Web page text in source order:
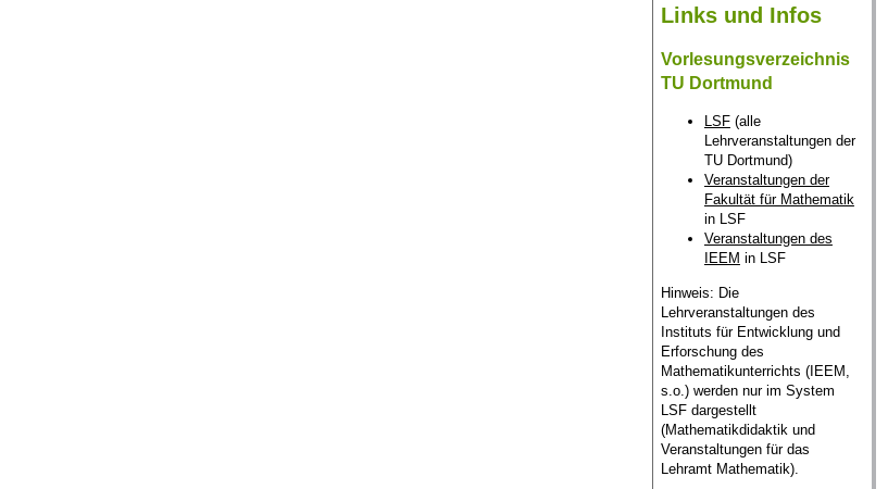
Links und Infos
Vorlesungsverzeichnis
TU Dortmund
LSF(alle
Lehrveranstaltungen der
TU Dortmund)
Veranstaltungen der
Fakultät für Mathematik
in LSF
Veranstaltungen des
IEEM in LSF
Hinweis: Die
Lehrveranstaltungen des
Instituts für Entwicklung und
Erforschung des
Mathematikunterrichts (IEEM,
s.o.) werden nur im System
LSF dargestellt
(Mathematikdidaktik und
Veranstaltungen für das
Lehramt Mathematik).